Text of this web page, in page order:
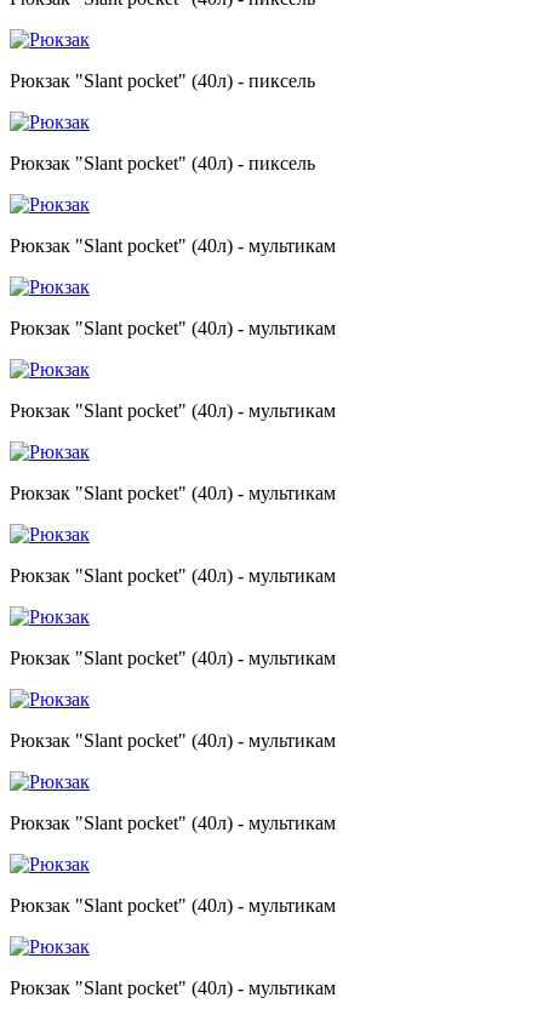
Рюкзак "Slant pocket" (40л) - пиксель
Рюкзак "Slant pocket" (40л) - пиксель
Рюкзак "Slant pocket" (40л) - мультикам
Рюкзак "Slant pocket" (40л) - мультикам
Рюкзак "Slant pocket" (40л) - мультикам
Рюкзак "Slant pocket" (40л) - мультикам
Рюкзак "Slant pocket" (40л) - мультикам
Рюкзак "Slant pocket" (40л) - мультикам
Рюкзак "Slant pocket" (40л) - мультикам
Рюкзак "Slant pocket" (40л) - мультикам
Рюкзак "Slant pocket" (40л) - мультикам
Рюкзак "Slant pocket" (40л) - мультикам